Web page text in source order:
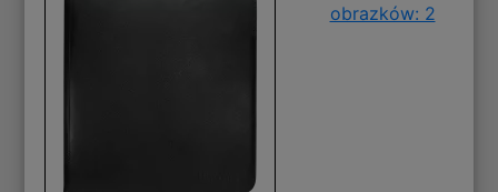
obrazków: 2